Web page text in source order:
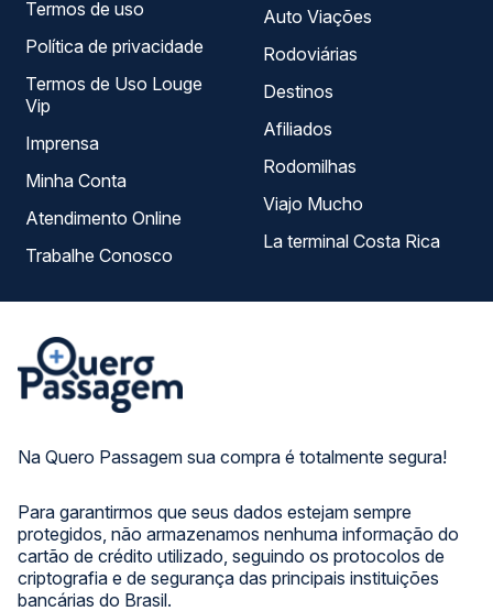
Na Quero Passagem sua compra é totalmente segura!
Para garantirmos que seus dados estejam sempre
protegidos, não armazenamos nenhuma informação do
cartão de crédito utilizado, seguindo os protocolos de
criptografia e de segurança das principais instituições
bancárias do Brasil.
Termos de uso
Política de privacidade
Termos de Uso Louge
Vip
Imprensa
Minha Conta
Atendimento Online
Trabalhe Conosco
Auto Viações
Rodoviárias
Destinos
Afiliados
Rodomilhas
Viajo Mucho
La terminal Costa Rica